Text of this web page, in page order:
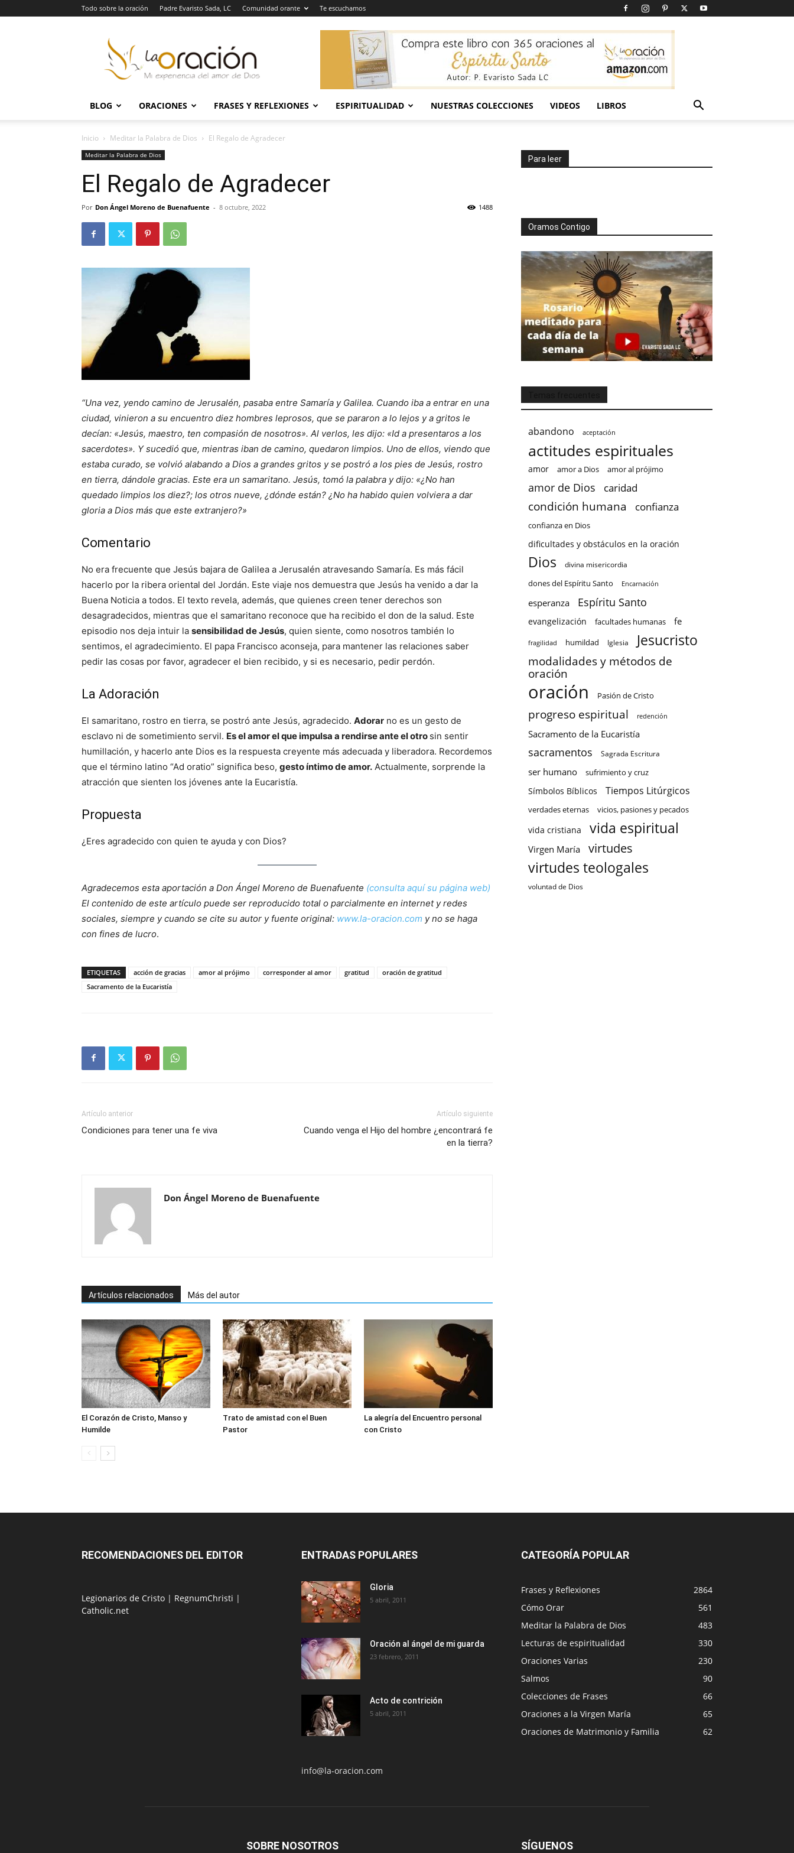
Todo sobre la oración Padre Evaristo Sada, LC Comunidad orante Te escuchamos
Oración
BLOG ORACIONES FRASES Y REFLEXIONES ESPIRITUALIDAD NUESTRAS COLECCIONES VIDEOS LIBROS
Inicio Meditar la Palabra de Dios El Regalo de Agradecer
Meditar la Palabra de Dios
El Regalo de Agradecer
Por Don Ángel Moreno de Buenafuente - 8 octubre, 2022 1488
“Una vez, yendo camino de Jerusalén, pasaba entre Samaría y Galilea. Cuando iba a entrar en una
ciudad, vinieron a su encuentro diez hombres leprosos, que se pararon a lo lejos y a gritos le
decían: «Jesús, maestro, ten compasión de nosotros». Al verlos, les dijo: «Id a presentaros a los
sacerdotes». Y sucedió que, mientras iban de camino, quedaron limpios. Uno de ellos, viendo que
estaba curado, se volvió alabando a Dios a grandes gritos y se postró a los pies de Jesús, rostro
en tierra, dándole gracias. Este era un samaritano. Jesús, tomó la palabra y dijo: «¿No han
quedado limpios los diez?; los otros nueve, ¿dónde están? ¿No ha habido quien volviera a dar
gloria a Dios más que este extranjero?»
Comentario
No era frecuente que Jesús bajara de Galilea a Jerusalén atravesando Samaría. Es más fácil
hacerlo por la ribera oriental del Jordán. Este viaje nos demuestra que Jesús ha venido a dar la
Buena Noticia a todos. El texto revela, además, que quienes creen tener derechos son
desagradecidos, mientras que el samaritano reconoce que ha recibido el don de la salud. Este
episodio nos deja intuir la sensibilidad de Jesús, quien siente, como nosotros también lo
sentimos, el agradecimiento. El papa Francisco aconseja, para mantener las relaciones saber
pedir las cosas por favor, agradecer el bien recibido, y si es necesario, pedir perdón.
La Adoración
El samaritano, rostro en tierra, se postró ante Jesús, agradecido. Adorar no es un gesto de
esclavo ni de sometimiento servil. Es el amor el que impulsa a rendirse ante el otro sin sentir
humillación, y hacerlo ante Dios es la respuesta creyente más adecuada y liberadora. Recordemos
que el término latino “Ad oratio” significa beso, gesto íntimo de amor. Actualmente, sorprende la
atracción que sienten los jóvenes ante la Eucaristía.
Propuesta
¿Eres agradecido con quien te ayuda y con Dios?
Agradecemos esta aportación a Don Ángel Moreno de Buenafuente (consulta aquí su página web)
El contenido de este artículo puede ser reproducido total o parcialmente en internet y redes
sociales, siempre y cuando se cite su autor y fuente original: www.la-oracion.com y no se haga
con fines de lucro.
ETIQUETAS acción de gracias amor al prójimo corresponder al amor gratitud
oración de gratitud
Sacramento de la Eucaristía
Artículo anterior
Condiciones para tener una fe viva
Artículo siguiente
Cuando venga el Hijo del hombre ¿encontrará fe
en la tierra?
Don Ángel Moreno de Buenafuente
Artículos relacionados Más del autor
El Corazón de Cristo, Manso y
Humilde
Trato de amistad con el Buen
Pastor
La alegría del Encuentro personal
con Cristo
Para leer
Oramos Contigo
abandono aceptación
actitudes espirituales
amor amor a Dios amor al prójimo
amor de Dios caridad
condición humana confianza
confianza en Dios
dificultades y obstáculos en la oración
Dios divina misericordia
dones del Espíritu Santo Encarnación
esperanza Espíritu Santo
evangelización facultades humanas fe
fragilidad humildad Iglesia Jesucristo
modalidades y métodos de
oración
oración Pasión de Cristo
progreso espiritual redención
Sacramento de la Eucaristía
sacramentos Sagrada Escritura
ser humano sufrimiento y cruz
Símbolos Bíblicos Tiempos Litúrgicos
verdades eternas vicios, pasiones y pecados
vida cristiana vida espiritual
Virgen María virtudes
virtudes teologales
voluntad de Dios
RECOMENDACIONES DEL EDITOR
Legionarios de Cristo | RegnumChristi |
Catholic.net
ENTRADAS POPULARES
Gloria
5 abril, 2011
Oración al ángel de mi guarda
23 febrero, 2011
Acto de contrición
5 abril, 2011
info@la-oracion.com
CATEGORÍA POPULAR
Frases y Reflexiones
2864
Cómo Orar
561
Meditar la Palabra de Dios
483
Lecturas de espiritualidad
330
Oraciones Varias
230
Salmos
90
Colecciones de Frases
66
Oraciones a la Virgen María
65
Oraciones de Matrimonio y Familia
62
SOBRE NOSOTROS SÍGUENOS